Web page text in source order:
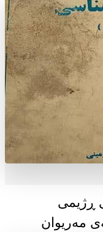
ڕژیمی
مەریوان